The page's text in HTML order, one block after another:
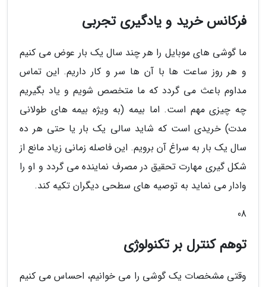
فرکانس خرید و یادگیری تجربی
ما گوشی های موبایل را هر چند سال یک بار عوض می کنیم
و هر روز ساعت ها با آن ها سر و کار داریم. این تماس
مداوم باعث می گردد که ما متخصص شویم و یاد بگیریم
چه چیزی مهم است. اما بیمه (به ویژه بیمه های طولانی
مدت) خریدی است که شاید سالی یک بار یا حتی هر ده
سال یک بار به سراغ آن برویم. این فاصله زمانی زیاد مانع از
شکل گیری مهارت تحقیق در مصرف نماینده می گردد و او را
وادار می نماید به توصیه های سطحی دیگران تکیه کند.
08
توهم کنترل بر تکنولوژی
وقتی مشخصات یک گوشی را می خوانیم، احساس می کنیم